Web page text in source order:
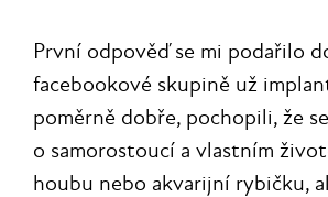
První odpověď se mi podařilo
facebookové skupině už
poměrně dobře, pochopili, že
o samorostoucí a vlastním
houbu nebo akvarijní rybičku,